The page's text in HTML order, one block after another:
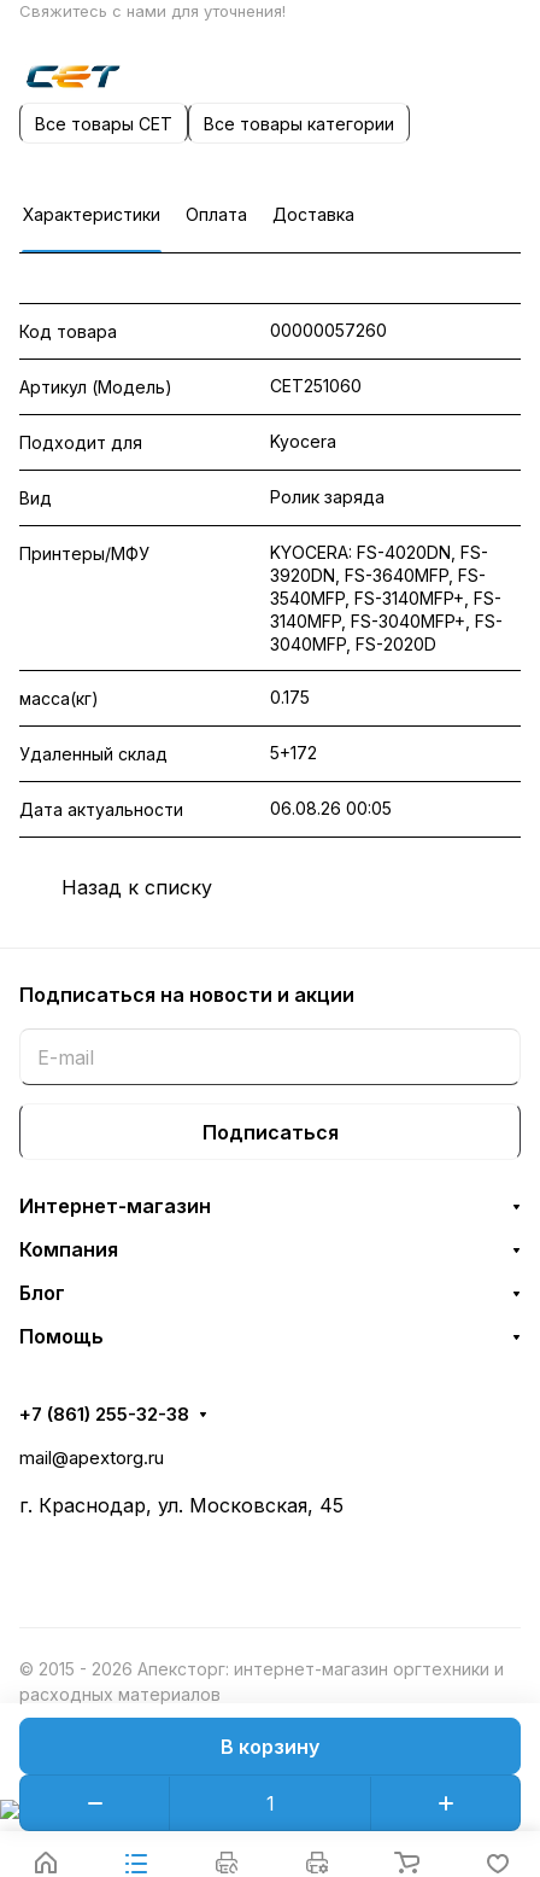
В корзину
Свяжитесь с нами для уточнения!
Все товары CET Все товары категории
Характеристики Оплата Доставка
Код товара 00000057260
Артикул (Модель) CET251060
Подходит для Kyocera
Вид Ролик заряда
Принтеры/МФУ
KYOCERA: FS-4020DN, FS-
3920DN, FS-3640MFP, FS-
3540MFP, FS-3140MFP+, FS-
3140MFP, FS-3040MFP+, FS-
3040MFP, FS-2020D
масса(кг) 0.175
Удаленный склад 5+172
Дата актуальности 06.08.26 00:05
Назад к списку
Подписаться на новости и акции
Подписаться
Интернет-магазин
Компания
Блог
Помощь
+7 (861) 255-32-38
mail@apextorg.ru
г. Краснодар, ул. Московская, 45
© 2015 - 2026 Апексторг: интернет-магазин оргтехники и
расходных материалов
Конфиденциальность